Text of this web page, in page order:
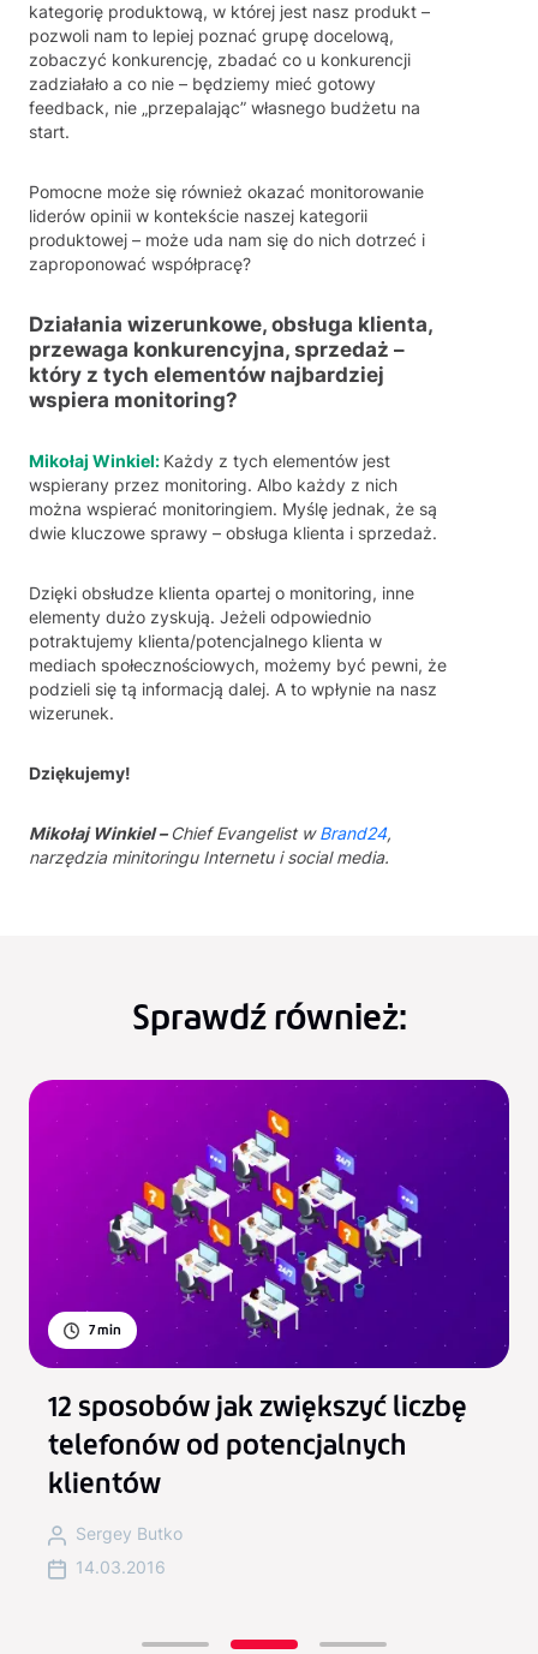
kategorię produktową, w której jest nasz produkt –
pozwoli nam to lepiej poznać grupę docelową,
zobaczyć konkurencję, zbadać co u konkurencji
zadziałało a co nie – będziemy mieć gotowy
feedback, nie „przepalając” własnego budżetu na
start.
Pomocne może się również okazać monitorowanie
liderów opinii w kontekście naszej kategorii
produktowej – może uda nam się do nich dotrzeć i
zaproponować współpracę?
Działania wizerunkowe, obsługa klienta,
przewaga konkurencyjna, sprzedaż –
który z tych elementów najbardziej
wspiera monitoring?
Mikołaj Winkiel: Każdy z tych elementów jest
wspierany przez monitoring. Albo każdy z nich
można wspierać monitoringiem. Myślę jednak, że są
dwie kluczowe sprawy – obsługa klienta i sprzedaż.
Dzięki obsłudze klienta opartej o monitoring, inne
elementy dużo zyskują. Jeżeli odpowiednio
potraktujemy klienta/potencjalnego klienta w
mediach społecznościowych, możemy być pewni, że
podzieli się tą informacją dalej. A to wpłynie na nasz
wizerunek.
Dziękujemy!
Mikołaj Winkiel – Chief Evangelist wBrand24,
narzędzia minitoringu Internetu i social media.
Sprawdź również:
7min
12 sposobów jak zwiększyć liczbę
telefonów od potencjalnych
klientów
Sergey Butko
14.03.2016